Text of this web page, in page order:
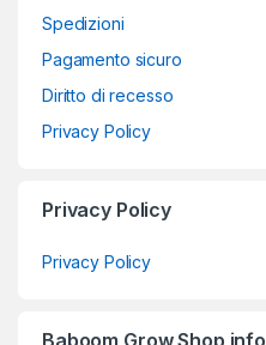
Spedizioni
Pagamento sicuro
Diritto di recesso
Privacy Policy
Privacy Policy
Privacy Policy